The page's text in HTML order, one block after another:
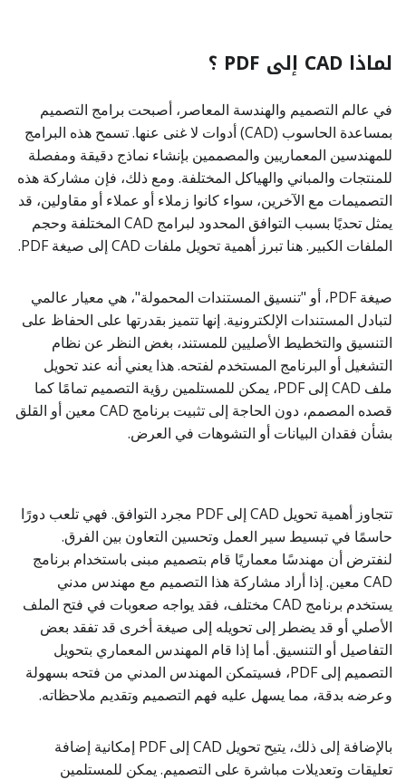
لماذا CAD إلى PDF ؟
في عالم التصميم والهندسة المعاصر، أصبحت برامج التصميم
بمساعدة الحاسوب (CAD) أدوات لا غنى عنها. تسمح هذه البرامج
للمهندسين المعماريين والمصممين بإنشاء نماذج دقيقة ومفصلة
للمنتجات والمباني والهياكل المختلفة. ومع ذلك، فإن مشاركة هذه
التصميمات مع الآخرين، سواء كانوا زملاء أو عملاء أو مقاولين، قد
يمثل تحديًا بسبب التوافق المحدود لبرامج CAD المختلفة وحجم
الملفات الكبير. هنا تبرز أهمية تحويل ملفات CAD إلى صيغة PDF.
صيغة PDF، أو "تنسيق المستندات المحمولة"، هي معيار عالمي
لتبادل المستندات الإلكترونية. إنها تتميز بقدرتها على الحفاظ على
التنسيق والتخطيط الأصليين للمستند، بغض النظر عن نظام
التشغيل أو البرنامج المستخدم لفتحه. هذا يعني أنه عند تحويل
ملف CAD إلى PDF، يمكن للمستلمين رؤية التصميم تمامًا كما
قصده المصمم، دون الحاجة إلى تثبيت برنامج CAD معين أو القلق
بشأن فقدان البيانات أو التشوهات في العرض.
تتجاوز أهمية تحويل CAD إلى PDF مجرد التوافق. فهي تلعب دورًا
حاسمًا في تبسيط سير العمل وتحسين التعاون بين الفرق.
لنفترض أن مهندسًا معماريًا قام بتصميم مبنى باستخدام برنامج
CAD معين. إذا أراد مشاركة هذا التصميم مع مهندس مدني
يستخدم برنامج CAD مختلف، فقد يواجه صعوبات في فتح الملف
الأصلي أو قد يضطر إلى تحويله إلى صيغة أخرى قد تفقد بعض
التفاصيل أو التنسيق. أما إذا قام المهندس المعماري بتحويل
التصميم إلى PDF، فسيتمكن المهندس المدني من فتحه بسهولة
وعرضه بدقة، مما يسهل عليه فهم التصميم وتقديم ملاحظاته.
بالإضافة إلى ذلك، يتيح تحويل CAD إلى PDF إمكانية إضافة
تعليقات وتعديلات مباشرة على التصميم. يمكن للمستلمين